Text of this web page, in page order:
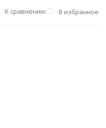
К сравнению В избранное